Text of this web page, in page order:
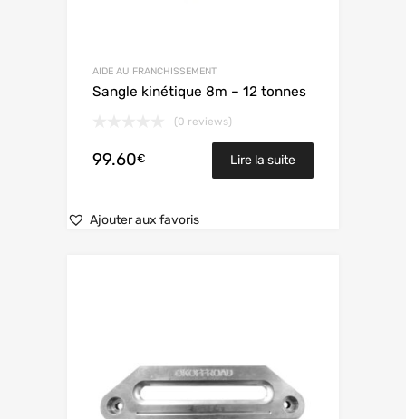
AIDE AU FRANCHISSEMENT
Sangle kinétique 8m – 12 tonnes
(0 reviews)
99.60€ Lire la suite
Ajouter aux favoris